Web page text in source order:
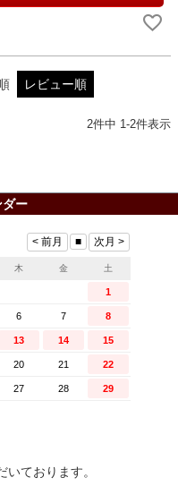
レビュー順
2件中 1-2件表示
ダー
ております。